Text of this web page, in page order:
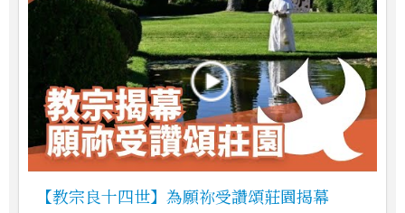
【教宗良十四世】為願祢受讚頌莊園揭幕